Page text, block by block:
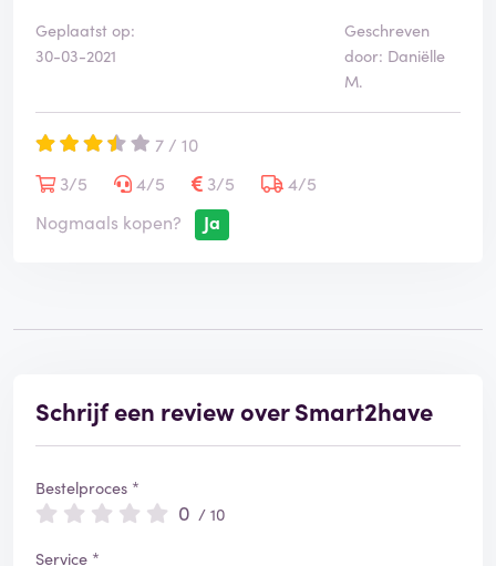
v
e
d
Geplaatst op:
30-03-2021
Geschreven
door: Daniëlle
M.
7 / 10
3/5
4/5 3/5
4/5
Nogmaals kopen?
Ja
Schrijf een review over Smart2have
Bestelproces *
0 / 10
Service *